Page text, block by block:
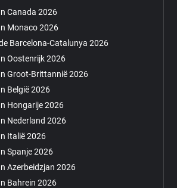
Canada 2026
Monaco 2026
Barcelona-Catalunya 2026
Oostenrijk 2026
Groot-Brittannië 2026
België 2026
Hongarije 2026
Nederland 2026
Italië 2026
Spanje 2026
Azerbeidzjan 2026
Bahrein 2026